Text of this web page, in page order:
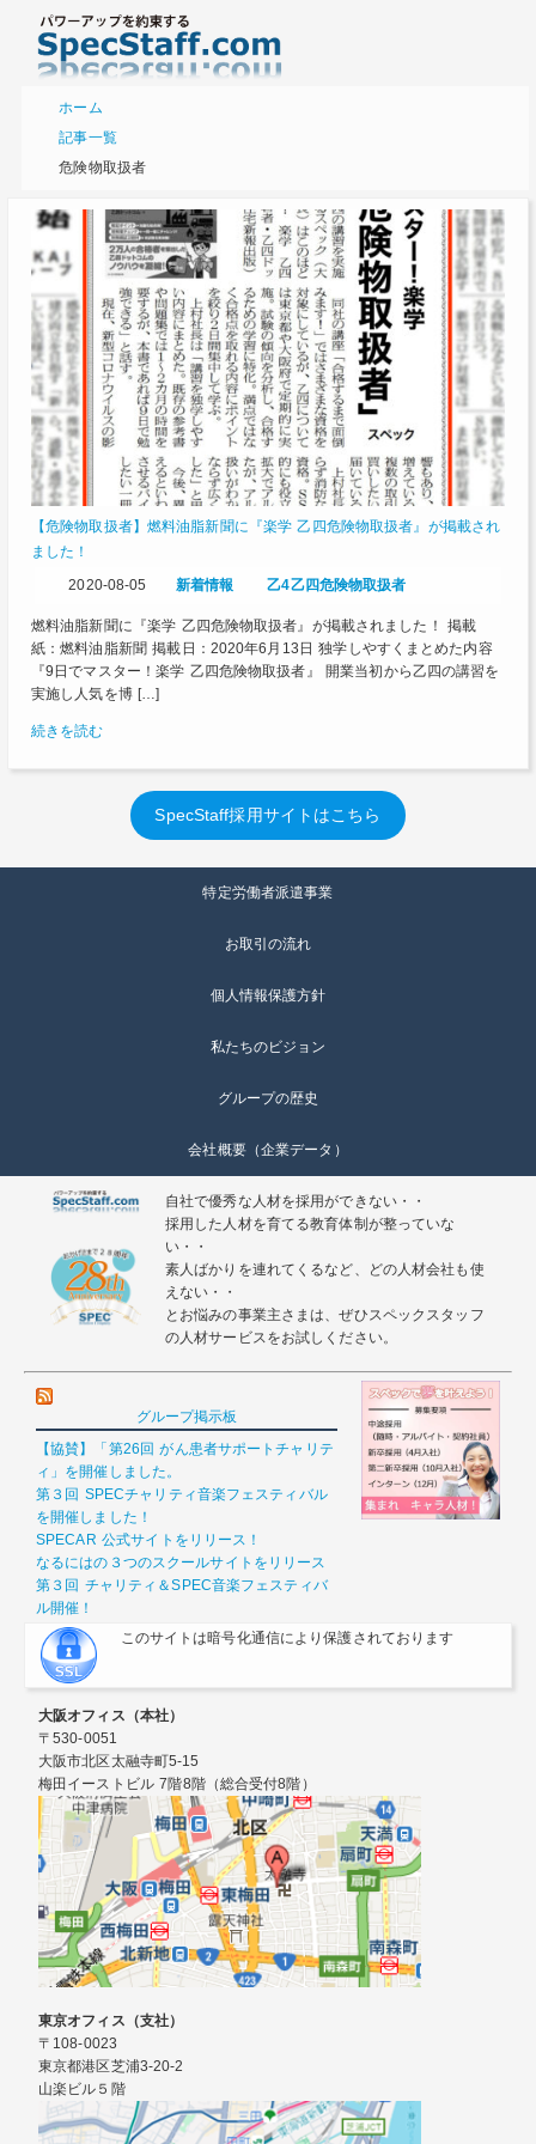
ホーム
記事一覧
危険物取扱者
【危険物取扱者】燃料油脂新聞に『楽学 乙四危険物取扱者』が掲載され
ました！
2020-08-05
新着情報 乙4乙四危険物取扱者
燃料油脂新聞に『楽学 乙四危険物取扱者』が掲載されました！ 掲載
紙：燃料油脂新聞 掲載日：2020年6月13日 独学しやすくまとめた内容
『9日でマスター！楽学 乙四危険物取扱者』 開業当初から乙四の講習を
実施し人気を博 […]
続きを読む
SpecStaff採用サイトはこちら
特定労働者派遣事業
お取引の流れ
個人情報保護方針
私たちのビジョン
グループの歴史
会社概要（企業データ）
自社で優秀な人材を採用ができない・・
採用した人材を育てる教育体制が整っていな
い・・
素人ばかりを連れてくるなど、どの人材会社も使
えない・・
とお悩みの事業主さまは、ぜひスペックスタッフ
の人材サービスをお試しください。
グループ掲示板
【協賛】「第26回 がん患者サポートチャリテ
ィ」を開催しました。
第３回 SPECチャリティ音楽フェスティバル
を開催しました！
SPECAR 公式サイトをリリース！
なるにはの３つのスクールサイトをリリース
第３回 チャリティ＆SPEC音楽フェスティバ
ル開催！
このサイトは暗号化通信により保護されております
大阪オフィス（本社）
〒530-0051
大阪市北区太融寺町5-15
梅田イーストビル 7階8階（総合受付8階）
東京オフィス（支社）
〒108-0023
東京都港区芝浦3-20-2
山楽ビル５階